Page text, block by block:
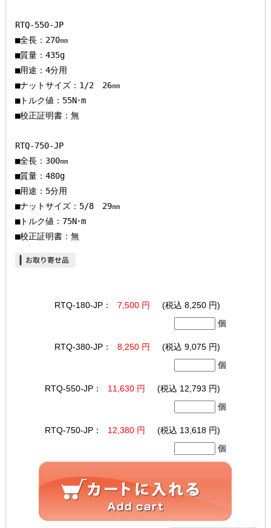
RTQ-550-JP
■全長：270㎜
■質量：435g
■用途：4分用
■ナットサイズ：1/2　26㎜
■トルク値：55N･m
■校正証明書：無
RTQ-750-JP
■全長：300㎜
■質量：480g
■用途：5分用
■ナットサイズ：5/8　29㎜
■トルク値：75N･m
■校正証明書：無
RTQ-180-JP： 7,500 円
(税込 8,250 円)
個
RTQ-380-JP： 8,250 円
(税込 9,075 円)
個
RTQ-550-JP： 11,630 円
(税込 12,793 円)
個
RTQ-750-JP： 12,380 円
(税込 13,618 円)
個